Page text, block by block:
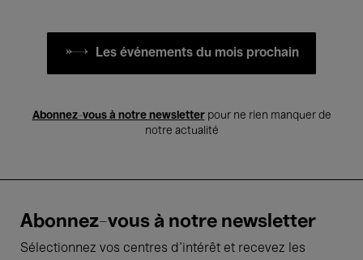
Les événements du mois prochain
Abonnez-vous à notre newsletterpour ne rien manquer de
notre actualité
Abonnez-vous à notre newsletter
Sélectionnez vos centres d'intérêt et recevez les